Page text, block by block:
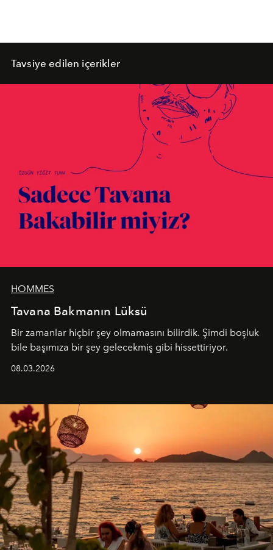
Tavsiye edilen içerikler
HOMMES
Tavana Bakmanın Lüksü
Bir zamanlar hiçbir şey olmamasını bilirdik. Şimdi boşluk
bile başımıza bir şey gelecekmiş gibi hissettiriyor.
08.03.2026